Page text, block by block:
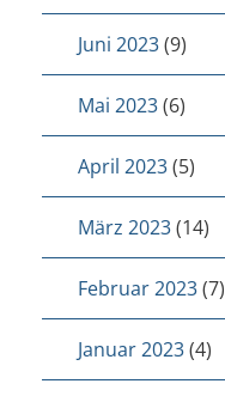
Juni 2023(9)
Mai 2023(6)
April 2023(5)
März 2023(14)
Februar 2023(7)
Januar 2023(4)